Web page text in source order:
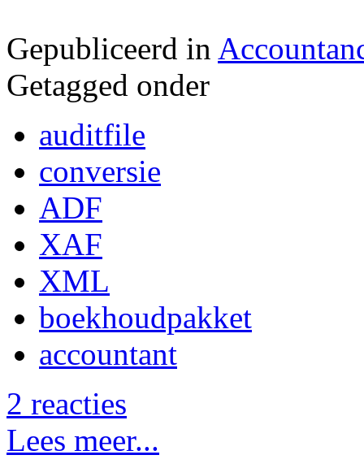
Gepubliceerd in
Getagged onder
auditfile
conversie
ADF
XAF
XML
boekhoudpakket
accountant
2 reacties
Lees meer...